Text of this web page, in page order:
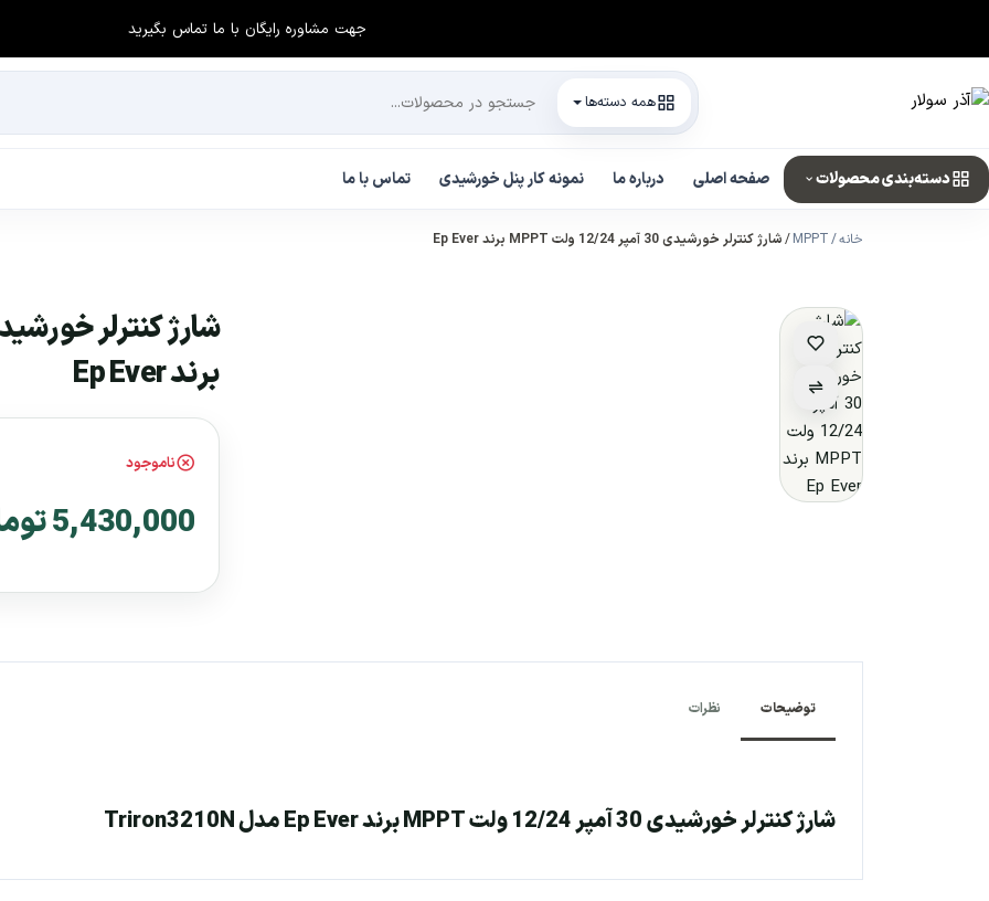
جهت مشاوره رایگان با ما تماس بگیرید
همه دسته‌ها
دسته‌بندی محصولات صفحه اصلی درباره ما نمونه کار پنل خورشیدی تماس با ما
خانه MPPT شارژ کنترلر خورشیدی 30 آمپر 12/24 ولت MPPT برند Ep Ever
برند Ep Ever
ناموجود
5,430,000 تومان
توضیحات نظرات
شارژ کنترلر خورشیدی 30 آمپر 12/24 ولت MPPT برند Ep Ever مدل Triron3210N